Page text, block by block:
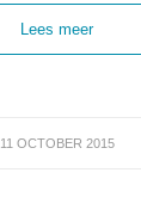
Lees meer
11 OCTOBER 2015